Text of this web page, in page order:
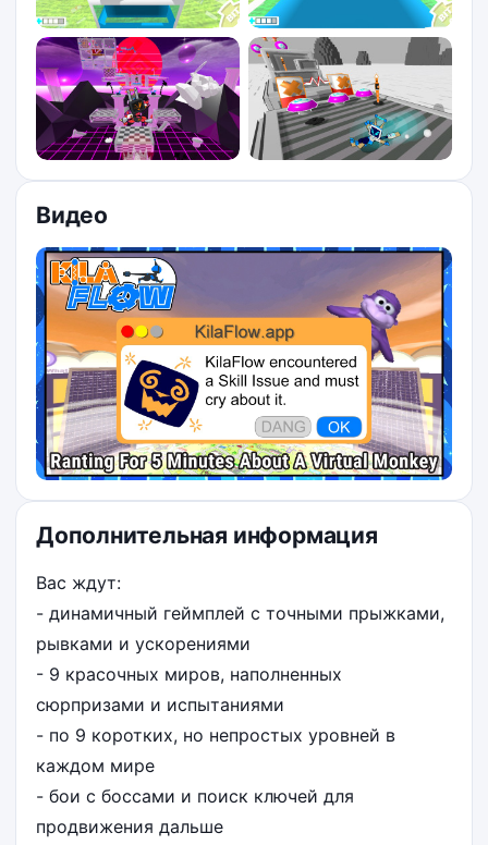
Видео
Дополнительная информация
Вас ждут:
- динамичный геймплей с точными прыжками,
рывками и ускорениями
- 9 красочных миров, наполненных
сюрпризами и испытаниями
- по 9 коротких, но непростых уровней в
каждом мире
- бои с боссами и поиск ключей для
продвижения дальше